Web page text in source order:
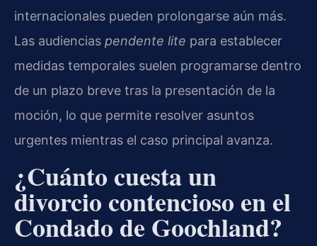
internacionales pueden prolongarse aún más.
Las audiencias pendente lite para establecer
medidas temporales suelen programarse dentro
de un plazo breve tras la presentación de la
moción, lo que permite resolver asuntos
urgentes mientras el caso principal avanza.
¿Cuánto cuesta un
divorcio contencioso en el
Condado de Goochland?